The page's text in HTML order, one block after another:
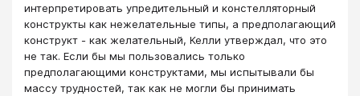
интерпретировать упредительный и констелляторный
конструкты как нежелательные типы, а предполагающий
конструкт - как желательный, Келли утверждал, что это
не так. Если бы мы пользовались только
предполагающими конструктами, мы испытывали бы
массу трудностей, так как не могли бы принимать